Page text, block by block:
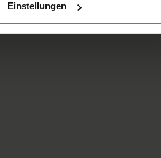
Einstellungen
Swiss francsif you sustain a